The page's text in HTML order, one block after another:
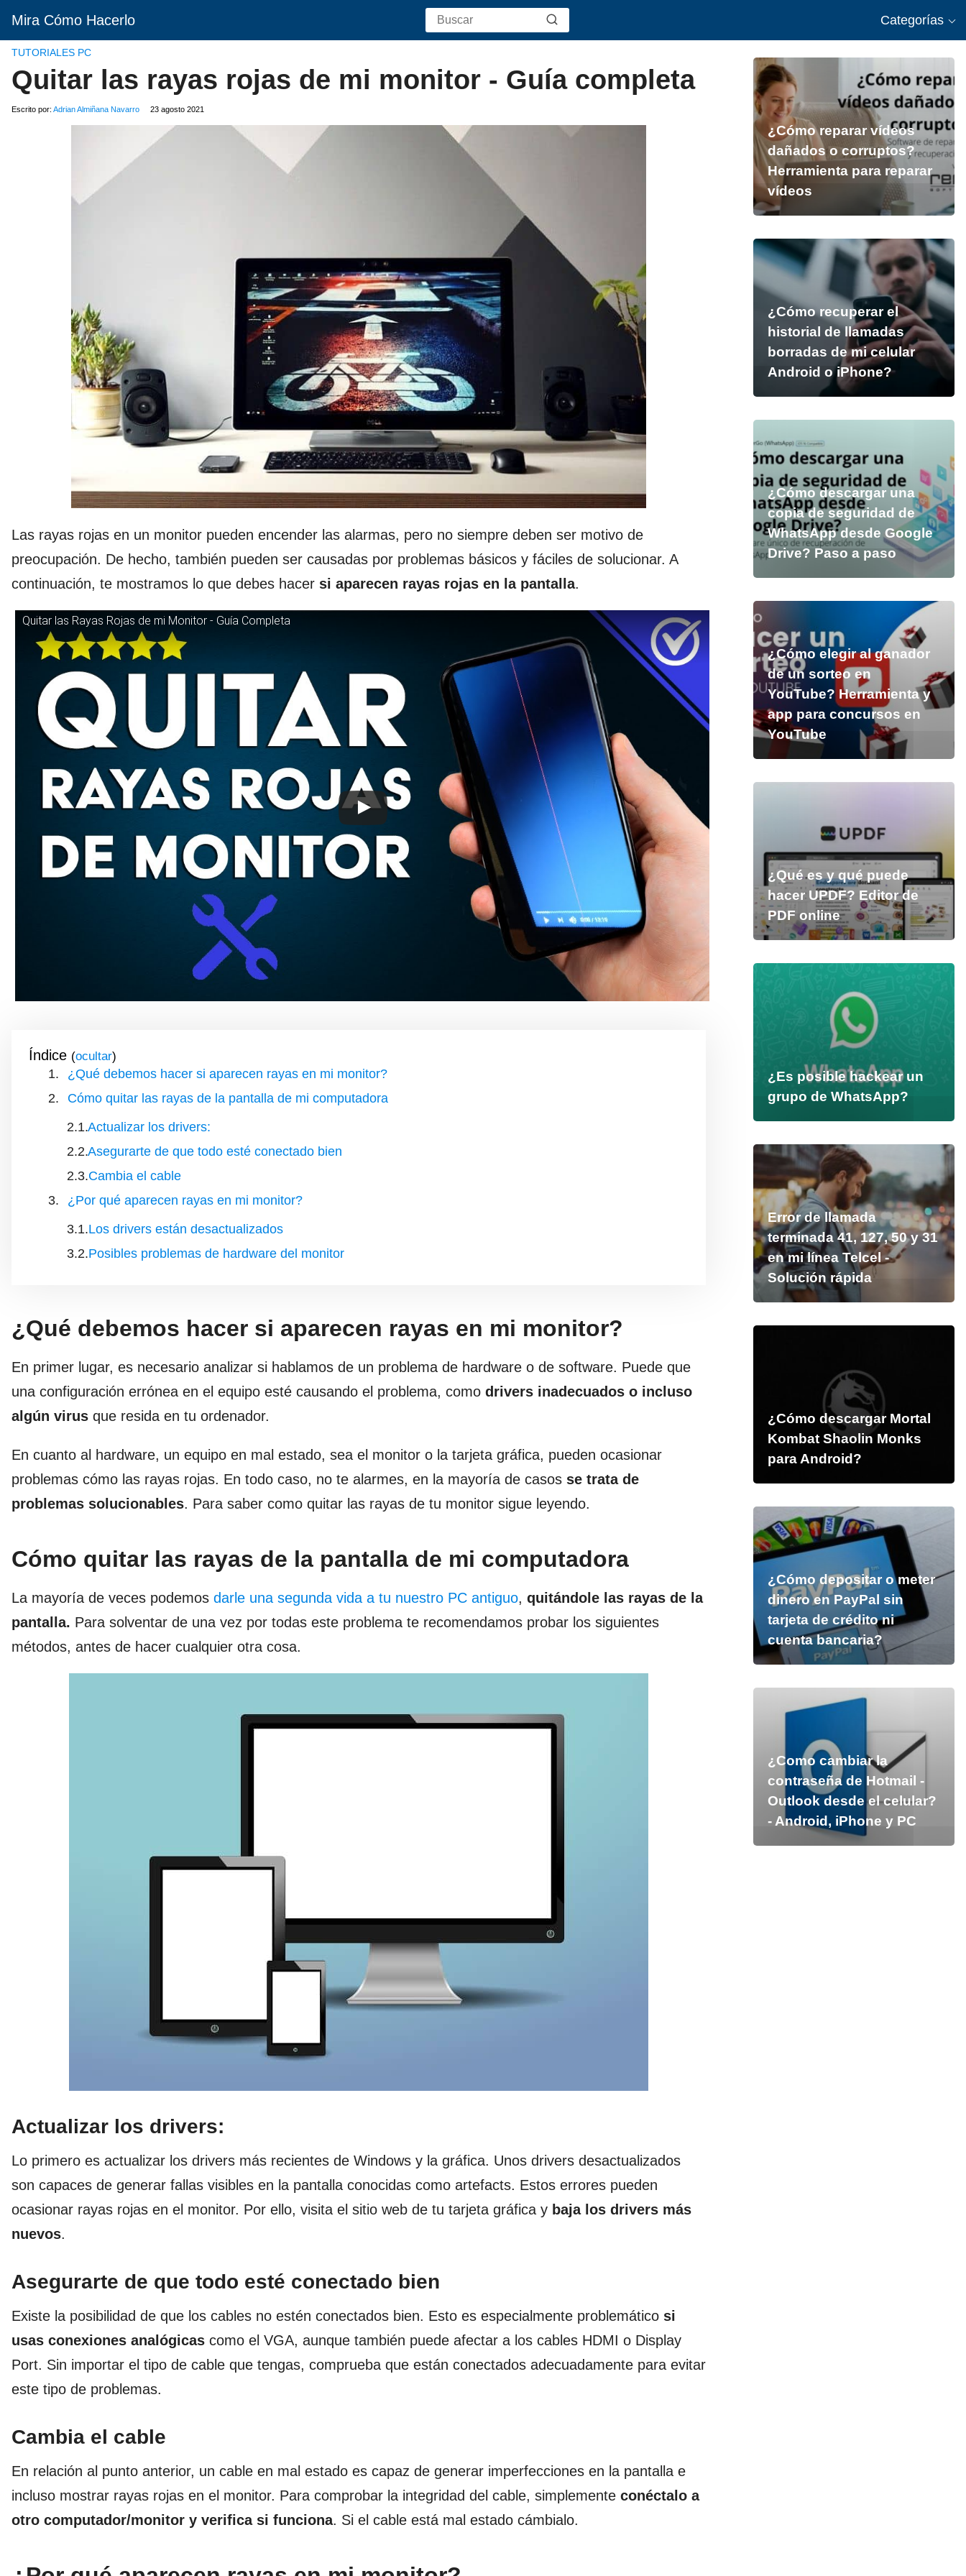
Mira Cómo Hacerlo Categorías
TUTORIALES PC
Quitar las rayas rojas de mi monitor - Guía completa
Escrito por: Adrian Almiñana Navarro 23 agosto 2021
Las rayas rojas en un monitor pueden encender las alarmas, pero no siempre deben ser motivo de
preocupación. De hecho, también pueden ser causadas por problemas básicos y fáciles de solucionar. A
continuación, te mostramos lo que debes hacer si aparecen rayas rojas en la pantalla.
Quitar las Rayas Rojas de mi Monitor - Guía Completa
Índice ( )
¿Qué debemos hacer si aparecen rayas en mi monitor?
Cómo quitar las rayas de la pantalla de mi computadora
Actualizar los drivers:
Asegurarte de que todo esté conectado bien
Cambia el cable
¿Por qué aparecen rayas en mi monitor?
Los drivers están desactualizados
Posibles problemas de hardware del monitor
¿Qué debemos hacer si aparecen rayas en mi monitor?
En primer lugar, es necesario analizar si hablamos de un problema de hardware o de software. Puede que
una configuración errónea en el equipo esté causando el problema, como drivers inadecuados o incluso
algún virus que resida en tu ordenador.
En cuanto al hardware, un equipo en mal estado, sea el monitor o la tarjeta gráfica, pueden ocasionar
problemas cómo las rayas rojas. En todo caso, no te alarmes, en la mayoría de casos se trata de
problemas solucionables. Para saber como quitar las rayas de tu monitor sigue leyendo.
Cómo quitar las rayas de la pantalla de mi computadora
La mayoría de veces podemos darle una segunda vida a tu nuestro PC antiguo, quitándole las rayas de la
pantalla. Para solventar de una vez por todas este problema te recomendamos probar los siguientes
métodos, antes de hacer cualquier otra cosa.
Actualizar los drivers:
Lo primero es actualizar los drivers más recientes de Windows y la gráfica. Unos drivers desactualizados
son capaces de generar fallas visibles en la pantalla conocidas como artefacts. Estos errores pueden
ocasionar rayas rojas en el monitor. Por ello, visita el sitio web de tu tarjeta gráfica y baja los drivers más
nuevos.
Asegurarte de que todo esté conectado bien
Existe la posibilidad de que los cables no estén conectados bien. Esto es especialmente problemático si
usas conexiones analógicas como el VGA, aunque también puede afectar a los cables HDMI o Display
Port. Sin importar el tipo de cable que tengas, comprueba que están conectados adecuadamente para evitar
este tipo de problemas.
Cambia el cable
En relación al punto anterior, un cable en mal estado es capaz de generar imperfecciones en la pantalla e
incluso mostrar rayas rojas en el monitor. Para comprobar la integridad del cable, simplemente conéctalo a
otro computador/monitor y verifica si funciona. Si el cable está mal estado cámbialo.
¿Cómo reparar vídeos
dañados o corruptos?
Herramienta para reparar
vídeos
¿Cómo recuperar el
historial de llamadas
borradas de mi celular
Android o iPhone?
¿Cómo descargar una
copia de seguridad de
WhatsApp desde Google
Drive? Paso a paso
¿Cómo elegir al ganador
de un sorteo en
YouTube? Herramienta y
app para concursos en
YouTube
¿Qué es y qué puede
hacer UPDF? Editor de
PDF online
¿Es posible hackear un
grupo de WhatsApp?
Error de llamada
terminada 41, 127, 50 y 31
en mi línea Telcel -
Solución rápida
¿Cómo descargar Mortal
Kombat Shaolin Monks
para Android?
¿Cómo depositar o meter
dinero en PayPal sin
tarjeta de crédito ni
cuenta bancaria?
¿Como cambiar la
contraseña de Hotmail -
Outlook desde el celular?
- Android, iPhone y PC